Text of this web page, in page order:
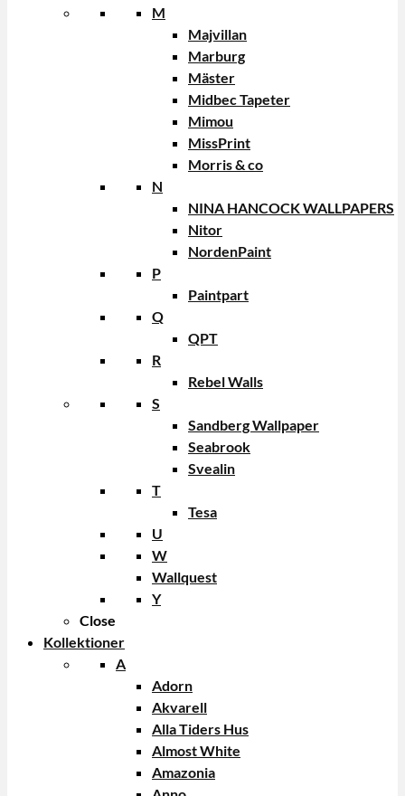
M
Majvillan
Marburg
Mäster
Midbec Tapeter
Mimou
MissPrint
Morris & co
N
NINA HANCOCK WALLPAPERS
Nitor
NordenPaint
P
Paintpart
Q
QPT
R
Rebel Walls
S
Sandberg Wallpaper
Seabrook
Svealin
T
Tesa
U
W
Wallquest
Y
Close
Kollektioner
A
Adorn
Akvarell
Alla Tiders Hus
Almost White
Amazonia